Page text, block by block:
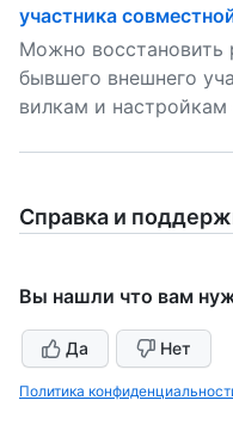
участника
Можно восстановить
бывшего внешнего
вилкам и настройкам
Справка и
Вы нашли что вам
Да Нет
Политика